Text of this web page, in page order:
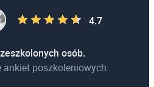
4.7
osób.
ankiet poszkoleniowych.